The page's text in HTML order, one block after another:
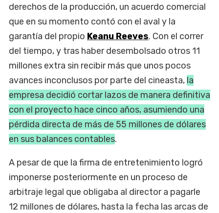
derechos de la producción, un acuerdo comercial
que en su momento contó con el aval y la
garantía del propio Keanu Reeves. Con el correr
del tiempo, y tras haber desembolsado otros 11
millones extra sin recibir más que unos pocos
avances inconclusos por parte del cineasta, la
empresa decidió cortar lazos de manera definitiva
con el proyecto hace cinco años, asumiendo una
pérdida directa de más de 55 millones de dólares
en sus balances contables.
A pesar de que la firma de entretenimiento logró
imponerse posteriormente en un proceso de
arbitraje legal que obligaba al director a pagarle
12 millones de dólares, hasta la fecha las arcas de